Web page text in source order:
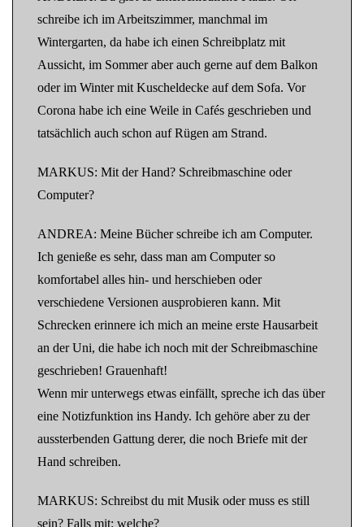
schreibe ich im Arbeitszimmer, manchmal im
Wintergarten, da habe ich einen Schreibplatz mit
Aussicht, im Sommer aber auch gerne auf dem Balkon
oder im Winter mit Kuscheldecke auf dem Sofa. Vor
Corona habe ich eine Weile in Cafés geschrieben und
tatsächlich auch schon auf Rügen am Strand.
MARKUS: Mit der Hand? Schreibmaschine oder
Computer?
ANDREA: Meine Bücher schreibe ich am Computer.
Ich genieße es sehr, dass man am Computer so
komfortabel alles hin- und herschieben oder
verschiedene Versionen ausprobieren kann. Mit
Schrecken erinnere ich mich an meine erste Hausarbeit
an der Uni, die habe ich noch mit der Schreibmaschine
geschrieben! Grauenhaft!
Wenn mir unterwegs etwas einfällt, spreche ich das über
eine Notizfunktion ins Handy. Ich gehöre aber zu der
aussterbenden Gattung derer, die noch Briefe mit der
Hand schreiben.
MARKUS: Schreibst du mit Musik oder muss es still
sein? Falls mit: welche?